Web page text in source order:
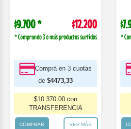
$9.700 * $12.200
* Comprando 3 o más productos surtidos
Comprá en 3 cuotas
de $4473,33
$10.370.00 con
TRANSFERENCIA
COMPRAR VER MÁS
*